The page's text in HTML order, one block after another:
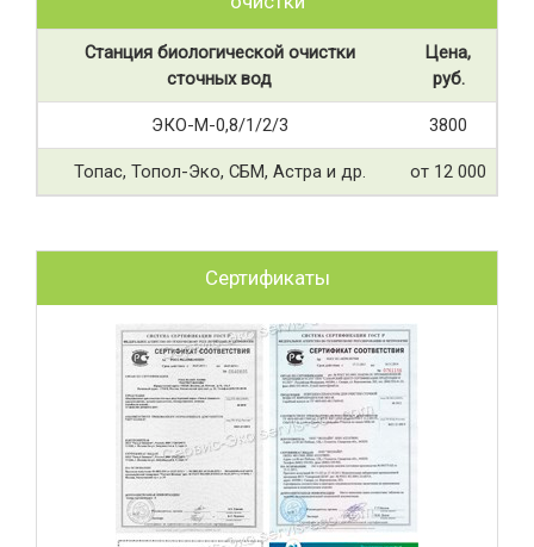
Станция биологической очистки
сточных вод
Цена,
руб.
ЭКО-М-0,8/1/2/3 3800
Топас, Топол-Эко, СБМ, Астра и др. от 12 000
Сертификаты